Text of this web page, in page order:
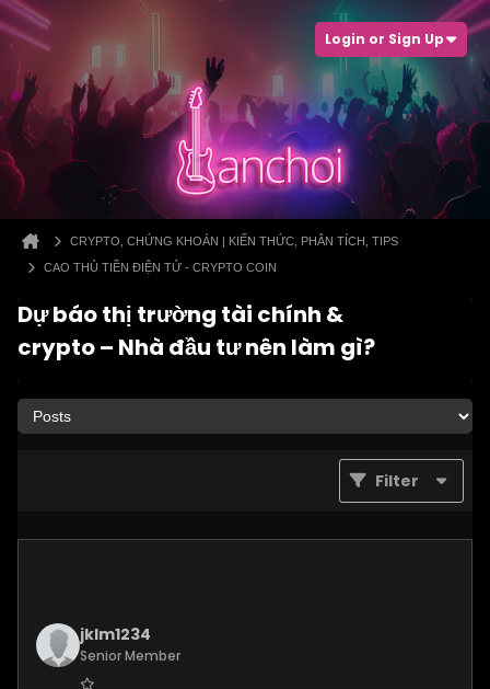
Login or Sign Up
CRYPTO, CHỨNG KHOÁN | KIẾN THỨC, PHÂN TÍCH, TIPS
CAO THỦ TIỀN ĐIỆN TỬ - CRYPTO COIN
Dự báo thị trường tài chính &
crypto – Nhà đầu tư nên làm gì?
Filter
jklm1234
Senior Member